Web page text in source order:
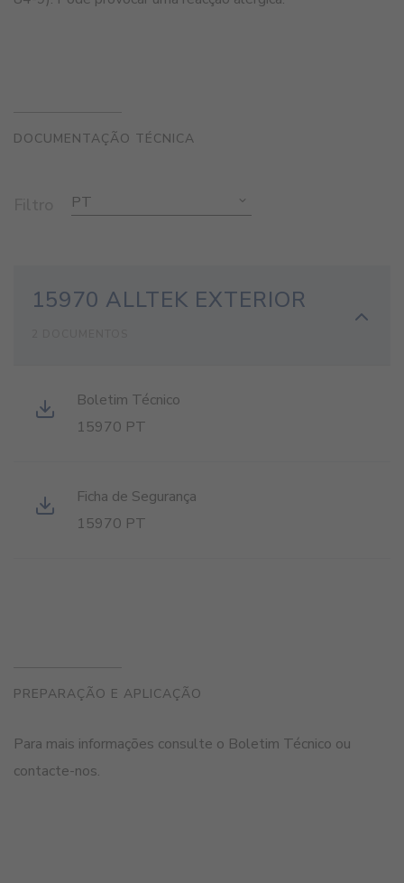
DOCUMENTAÇÃO TÉCNICA
PT
15970 ALLTEK EXTERIOR
Boletim Técnico
15970 PT
Ficha de Segurança
15970 PT
PREPARAÇÃO E APLICAÇÃO
Para mais informações consulte o Boletim Técnico ou
contacte-nos.